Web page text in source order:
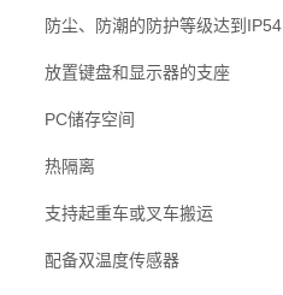
防尘、防潮的防护等级达到IP54
放置键盘和显示器的支座
PC储存空间
热隔离
支持起重车或叉车搬运
配备双温度传感器